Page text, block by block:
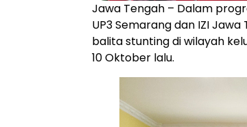
Jawa Tengah – Dalam
UP3 Semarang dan IZI
balita stunting di wilayah
10 Oktober lalu.